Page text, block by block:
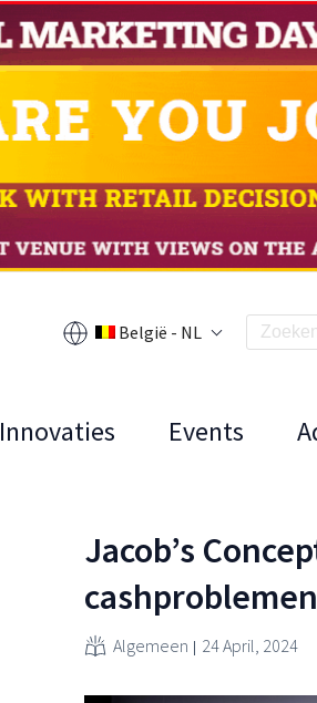
België - NL
Innovaties Events
Jacob’s
cashproblemen
Algemeen 24 April, 2024